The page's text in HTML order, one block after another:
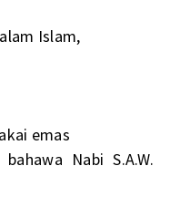
Islam,
emas
Nabi S.A.W.